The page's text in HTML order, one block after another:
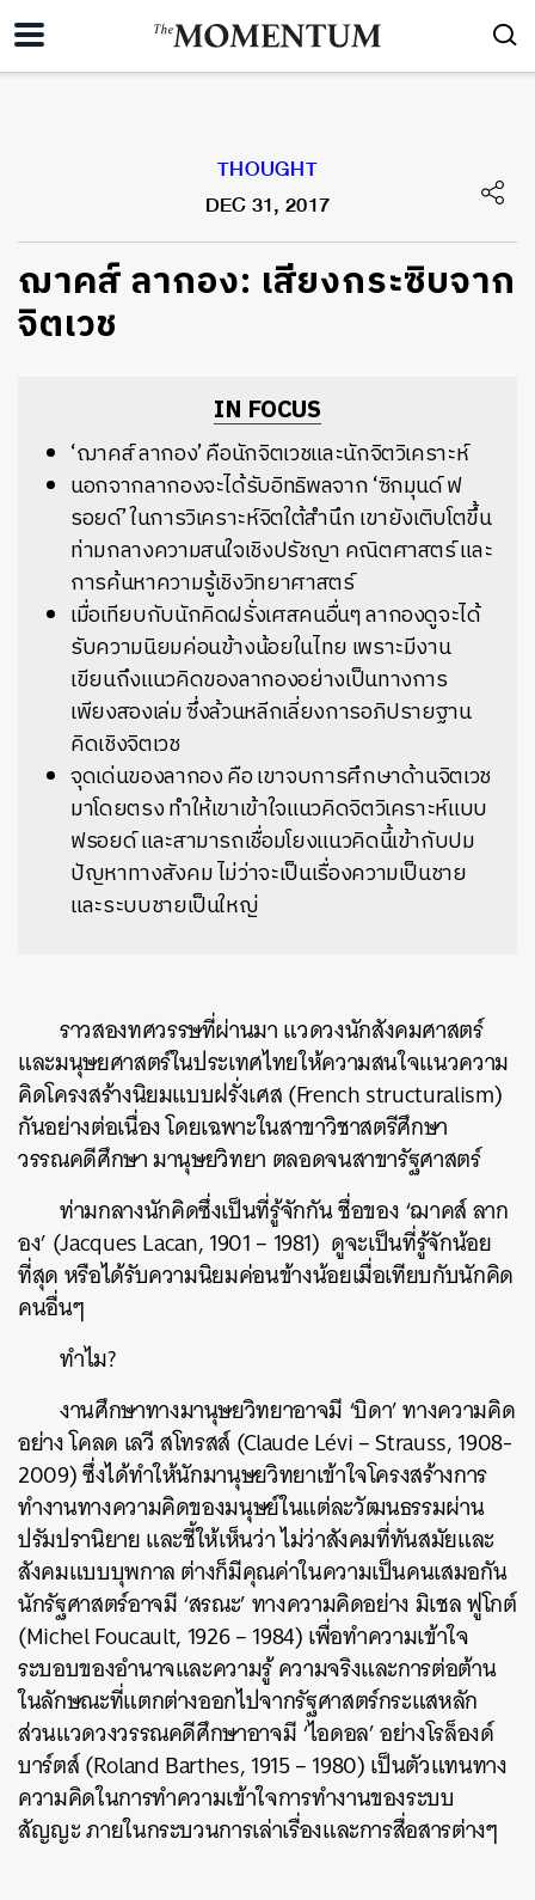
THOUGHT
DEC 31, 2017
​ฌาคส์ ลากอง: เสียงกระซิบจาก
จิตเวช
IN FOCUS
‘ฌาคส์ ลากอง’ คือนักจิตเวชและนักจิตวิเคราะห์
นอกจากลากองจะได้รับอิทธิพลจาก ‘ซิกมุนด์ ฟ
รอยด์’ ในการวิเคราะห์จิตใต้สำนึก เขายังเติบโตขึ้น
ท่ามกลางความสนใจเชิงปรัชญา คณิตศาสตร์ และ
การค้นหาความรู้เชิงวิทยาศาสตร์
เมื่อเทียบกับนักคิดฝรั่งเศสคนอื่นๆ ลากองดูจะได้
รับความนิยมค่อนข้างน้อยในไทย เพราะมีงาน
เขียนถึงแนวคิดของลากองอย่างเป็นทางการ
เพียงสองเล่ม ซึ่งล้วนหลีกเลี่ยงการอภิปรายฐาน
คิดเชิงจิตเวช
จุดเด่นของลากอง คือ เขาจบการศึกษาด้านจิตเวช
มาโดยตรง ทำให้เขาเข้าใจแนวคิดจิตวิเคราะห์แบบ
ฟรอยด์ และสามารถเชื่อมโยงแนวคิดนี้เข้ากับปม
ปัญหาทางสังคม ไม่ว่าจะเป็นเรื่องความเป็นชาย
และระบบชายเป็นใหญ่
ราวสองทศวรรษที่ผ่านมา แวดวงนักสังคมศาสตร์
และมนุษยศาสตร์ในประเทศไทยให้ความสนใจแนวความ
คิดโครงสร้างนิยมแบบฝรั่งเศส (French structuralism)
กันอย่างต่อเนื่อง โดยเฉพาะในสาขาวิชาสตรีศึกษา
วรรณคดีศึกษา มานุษยวิทยา ตลอดจนสาขารัฐศาสตร์
ท่ามกลางนักคิดซึ่งเป็นที่รู้จักกัน ชื่อของ ‘ฌาคส์ ลาก
อง’ (Jacques Lacan, 1901 – 1981) ดูจะเป็นที่รู้จักน้อย
ที่สุด หรือได้รับความนิยมค่อนข้างน้อยเมื่อเทียบกับนักคิด
คนอื่นๆ
ทำไม?
งานศึกษาทางมานุษยวิทยาอาจมี ‘บิดา’ ทางความคิด
อย่าง โคลด เลวี สโทรสส์ (Claude Lévi – Strauss, 1908-
2009) ซึ่งได้ทำให้นักมานุษยวิทยาเข้าใจโครงสร้างการ
ทำงานทางความคิดของมนุษย์ในแต่ละวัฒนธรรมผ่าน
ปรัมปรานิยาย และชี้ให้เห็นว่า ไม่ว่าสังคมที่ทันสมัยและ
สังคมแบบบุพกาล ต่างก็มีคุณค่าในความเป็นคนเสมอกัน
นักรัฐศาสตร์อาจมี ‘สรณะ’ ทางความคิดอย่าง มิเชล ฟูโกต์
(Michel Foucault, 1926 – 1984) เพื่อทำความเข้าใจ
ระบอบของอำนาจและความรู้ ความจริงและการต่อต้าน
ในลักษณะที่แตกต่างออกไปจากรัฐศาสตร์กระแสหลัก
ส่วนแวดวงวรรณคดีศึกษาอาจมี ‘ไอดอล’ อย่างโรล็องด์
บาร์ตส์ (Roland Barthes, 1915 – 1980) เป็นตัวแทนทาง
ความคิดในการทำความเข้าใจการทำงานของระบบ
สัญญะ ภายในกระบวนการเล่าเรื่องและการสื่อสารต่างๆ